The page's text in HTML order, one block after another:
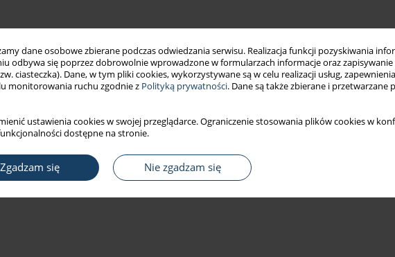
dane osobowe zbierane podczas odwiedzania serwisu. Realizacja funkcji pozyskiwania
odbywa się poprzez dobrowolnie wprowadzone w formularzach informacje oraz
ciasteczka). Dane, w tym pliki cookies, wykorzystywane są w celu realizacji usług,
monitorowania ruchu zgodnie z Polityką prywatności. Dane są także zbierane i przetwarzane
ustawienia cookies w swojej przeglądarce. Ograniczenie stosowania plików cookies w
dostępne na stronie.
Zgadzam się Nie zgadzam się